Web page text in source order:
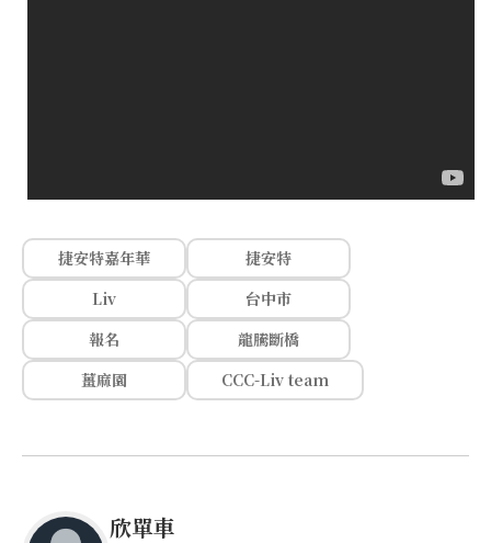
捷安特嘉年華
捷安特
Liv
台中市
報名
龍騰斷橋
薑麻園
CCC-Liv team
欣單車